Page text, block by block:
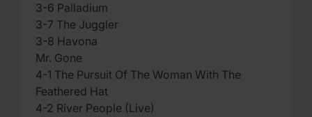
3-6 Palladium
3-7 The Juggler
3-8 Havona
Mr. Gone
4-1 The Pursuit Of The Woman With The
Feathered Hat
4-2 River People (Live)